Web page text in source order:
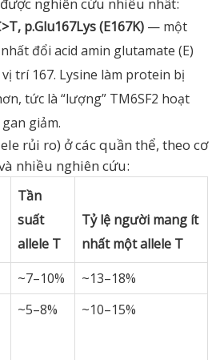
p.Glu167Lys (E167K) — một
đổi acid amin glutamate (E)
trí 167. Lysine làm protein bị
tức là “lượng” TM6SF2 hoạt
giảm.
rủi ro) ở các quần thể, theo cơ
nhiều nghiên cứu:
Tần
suất
allele T
Tỷ lệ người mang ít
nhất một allele T
~7–10%
~13–18%
~5–8% ~10–15%